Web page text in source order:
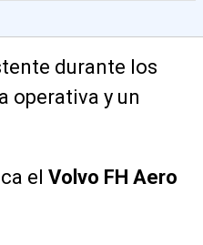
durante los
operativa y un
el Volvo FH Aero